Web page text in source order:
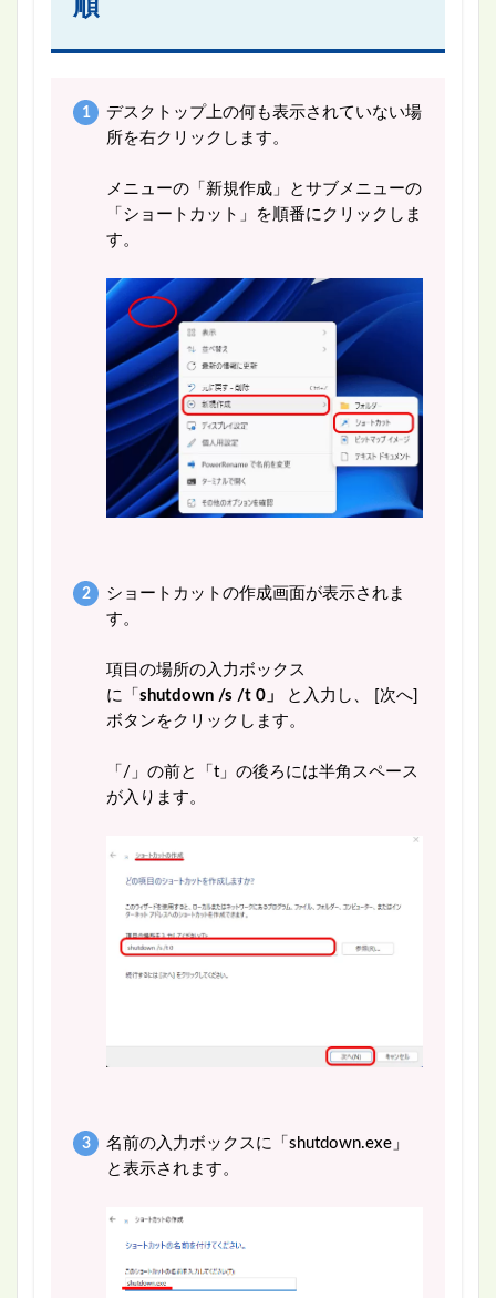
順
デスクトップ上の何も表示されていない場
所を右クリックします。
メニューの「新規作成」とサブメニューの
「ショートカット」を順番にクリックしま
す。
ショートカットの作成画面が表示されま
す。
項目の場所の入力ボックス
に
「 shutdown/s /t 0」 と入力し、
[次へ]
ボタン をクリックします。
「/」の前と「t」の後ろには半角スペース
が入ります。
名前の入力ボックスに「shutdown.exe」
と表示されます。